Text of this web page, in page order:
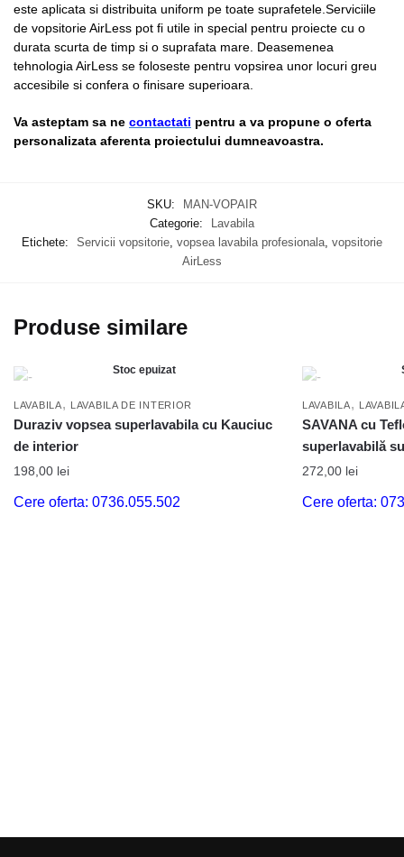
este aplicata si distribuita uniform pe toate suprafetele.Serviciile
de vopsitorie AirLess pot fi utile in special pentru proiecte cu o
durata scurta de timp si o suprafata mare. Deasemenea
tehnologia AirLess se foloseste pentru vopsirea unor locuri greu
accesibile si confera o finisare superioara.
Va asteptam sa ne contactati pentru a va propune o oferta
personalizata aferenta proiectului dumneavoastra.
SKU:
MAN-VOPAIR
Categorie:
Lavabila
Etichete:
Servicii vopsitorie, vopsea lavabila profesionala, vopsitorie
AirLess
Produse similare
Stoc epuizat
LAVABILA, LAVABILA DE INTERIOR
Duraziv vopsea superlavabila cu Kauciuc
de interior
198,00 lei
Cere oferta: 0736.055.502
LAVABILA,
SAVANA cu
superlavabilă
272,00 lei
Cere oferta: